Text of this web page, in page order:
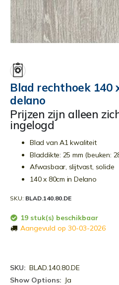
het
begin
van
de
afbeeldingen-
gallerij
Blad rechthoek 140
delano
Prijzen zijn alleen
ingelogd
Blad van A1 kwaliteit
Bladdikte: 25 mm (beuken:
Afwasbaar, slijtvast, solide
140 x 80cm in Delano
SKU BLAD.140.80.DE
19 stuk(s) beschikbaar
Aangevuld op 30-03-2026
Meer
informatie
BLAD.140.80.DE
Ja